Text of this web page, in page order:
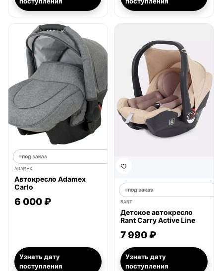
под заказ
ADAMEX
Автокресло Adamex
Carlo
6 000 ₽
Узнать дату
поступления
под заказ
RANT
Детское автокресло
Rant Carry Active Line
7 990 ₽
Узнать дату
поступления